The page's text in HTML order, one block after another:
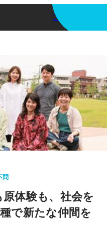
アプリを使う
問
体験も、社会を
で新たな仲間を